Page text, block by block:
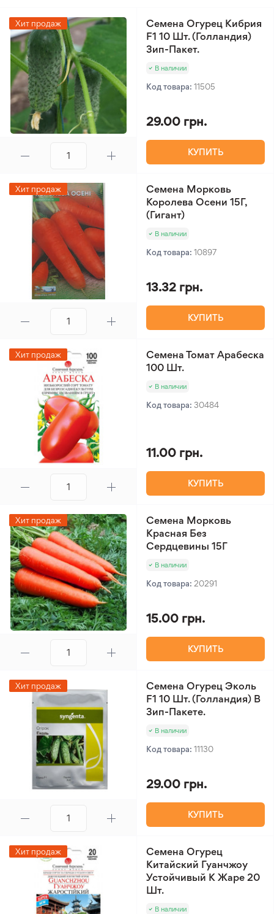
Хит продаж
Семена Огурец Кибрия
F1 10 Шт. (Голландия)
Зип-Пакет.
В наличии
Код товара: 11505
29.00 грн.
КУПИТЬ
Хит продаж
Семена Морковь
Королева Осени 15Г,
(Гигант)
В наличии
Код товара: 10897
13.32 грн.
КУПИТЬ
Хит продаж
Семена Томат Арабеска
100 Шт.
В наличии
Код товара: 30484
11.00 грн.
КУПИТЬ
Хит продаж
Семена Морковь
Красная Без
Сердцевины 15Г
В наличии
Код товара: 20291
15.00 грн.
КУПИТЬ
Хит продаж
Семена Огурец Эколь
F1 10 Шт. (Голландия) В
Зип-Пакете.
В наличии
Код товара: 11130
29.00 грн.
КУПИТЬ
Хит продаж
Семена Огурец
Китайский Гуанчжоу
Устойчивый К Жаре 20
Шт.
В наличии